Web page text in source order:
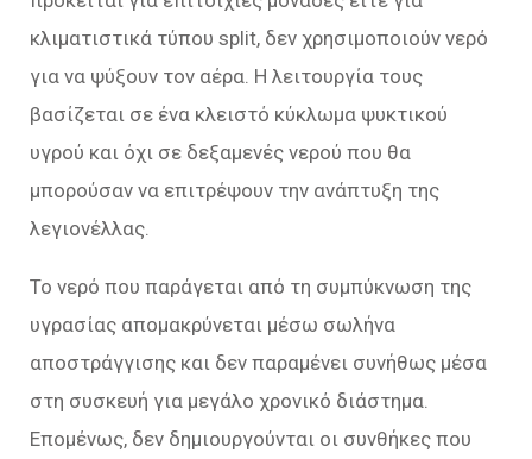
κλιματιστικά τύπου split, δεν χρησιμοποιούν νερό
για να ψύξουν τον αέρα. Η λειτουργία τους
βασίζεται σε ένα κλειστό κύκλωμα ψυκτικού
υγρού και όχι σε δεξαμενές νερού που θα
μπορούσαν να επιτρέψουν την ανάπτυξη της
λεγιονέλλας.
Το νερό που παράγεται από τη συμπύκνωση της
υγρασίας απομακρύνεται μέσω σωλήνα
αποστράγγισης και δεν παραμένει συνήθως μέσα
στη συσκευή για μεγάλο χρονικό διάστημα.
Επομένως, δεν δημιουργούνται οι συνθήκες που